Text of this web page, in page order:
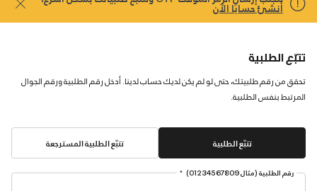
أنشئ حسابًا الآن
تتبّع الطلبية
تحقق من رقم طلبيتك، حتى لو لم يكن لديك حساب لدينا. أدخل رقم الطلبية ورقم الجوال
المرتبط بنفس الطلبية.
تتبّع الطلبية تتبّع الطلبية المسترجعة
رقم الطلبية (مثال 01234567809)